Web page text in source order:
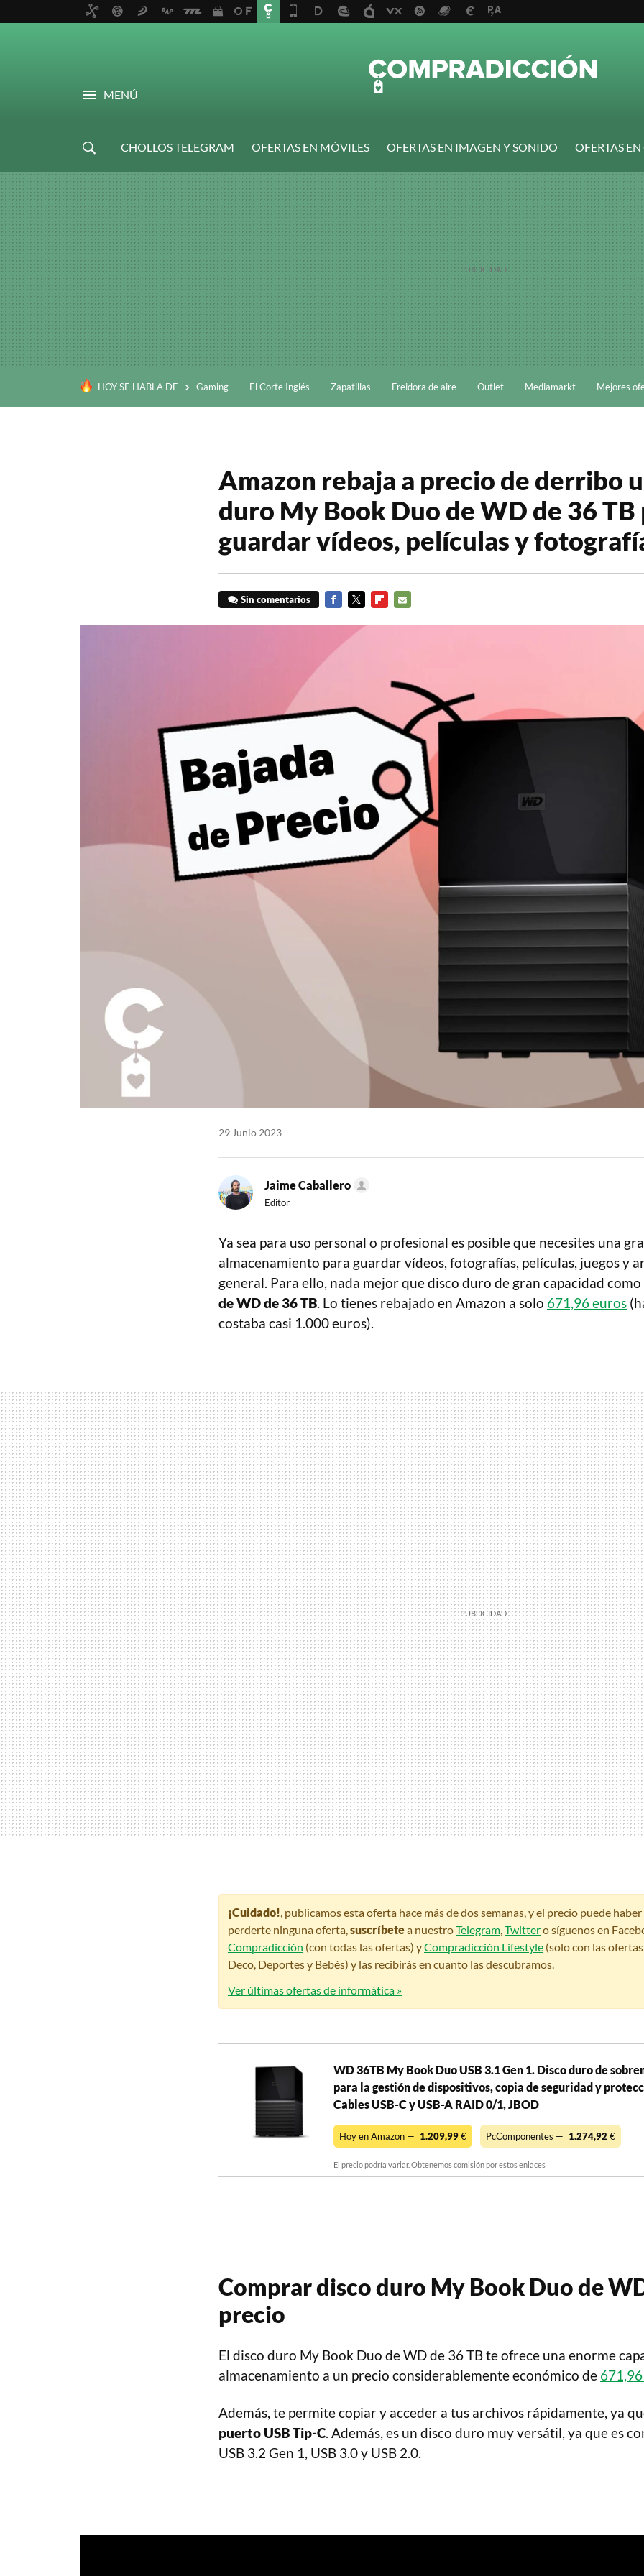
MENÚ
CHOLLOS TELEGRAM OFERTAS EN MÓVILES OFERTAS EN IMAGEN Y SONIDO
OFERTAS
HOY SE HABLA DE Gaming El Corte Inglés Zapatillas Freidora de aire Outlet Mediamarkt Mejores
Amazon rebaja a precio de derribo
duro My Book Duo de WD de 36 TB
guardar vídeos, películas y
Sin comentarios
29 Junio 2023
Jaime Caballero
Editor
Ya sea para uso personal o profesional es posible que necesites una
almacenamiento para guardar vídeos, fotografías, películas, juegos y
general. Para ello, nada mejor que disco duro de gran capacidad como
de WD de 36 TB. Lo tienes rebajado en Amazon a solo 671,96 euros
costaba casi 1.000 euros).
¡Cuidado!, publicamos esta oferta hace más de dos semanas, y el precio puede
perderte ninguna oferta,suscríbetea nuestroTelegram,Twittero síguenos en
Compradicción (con todas las ofertas) yCompradicción Lifestyle (solo con las
Deco, Deportes y Bebés) y las recibirás en cuanto las descubramos.
Ver últimas ofertas de informática »
WD 36TB My Book Duo USB 3.1 Gen 1. Disco duro de
para la gestión de dispositivos, copia de seguridad y
Cables USB-C y USB-A RAID 0/1, JBOD
Hoy en Amazon — 1.209,99€ PcComponentes — 1.274,92 €
El precio podría variar. Obtenemos comisión por estos enlaces
Comprar disco duro My Book Duo de
precio
El disco duro My Book Duo de WD de 36 TB te ofrece una enorme
almacenamiento a un precio considerablemente económico de
Además, te permite copiar y acceder a tus archivos rápidamente, ya
puerto USB Tip-C. Además, es un disco duro muy versátil, ya que es
USB 3.2 Gen 1, USB 3.0 y USB 2.0.